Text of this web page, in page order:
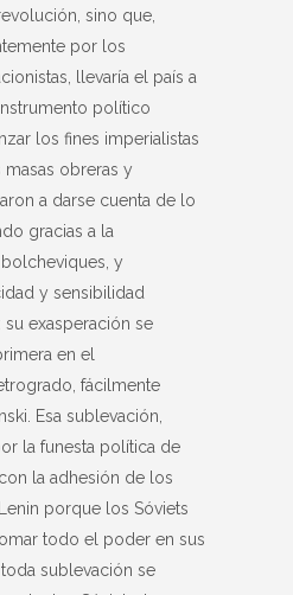
sino que,
por los
llevaría el país a
político
los fines imperialistas
obreras y
a darse cuenta de lo
gracias a la
y
y sensibilidad
exasperación se
en el
fácilmente
Esa sublevación,
la funesta política de
la adhesión de los
porque los Sóviets
todo el poder en sus
sublevación se